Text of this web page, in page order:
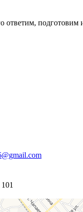
подготовим